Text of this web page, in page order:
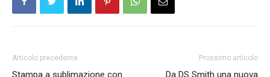
Articolo precedente
Stampa a sublimazione con
Prossimo articolo
Da DS Smith una nuova